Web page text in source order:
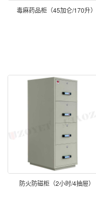
毒麻药品柜（45加仑/170升）
防火防磁柜（2小时/4抽屉）